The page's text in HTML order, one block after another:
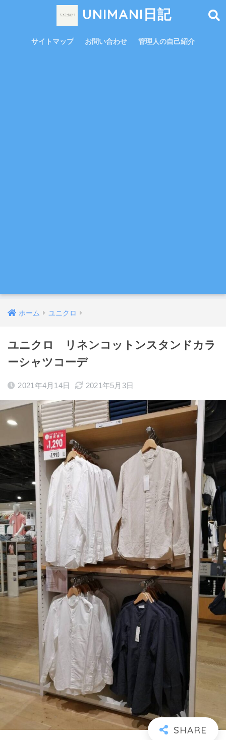
UNIMANI日記
サイトマップ お問い合わせ 管理人の自己紹介
ホーム ユニクロ
ユニクロ リネンコットンスタンドカラ
ーシャツコーデ
2021年4月14日 2021年5月3日